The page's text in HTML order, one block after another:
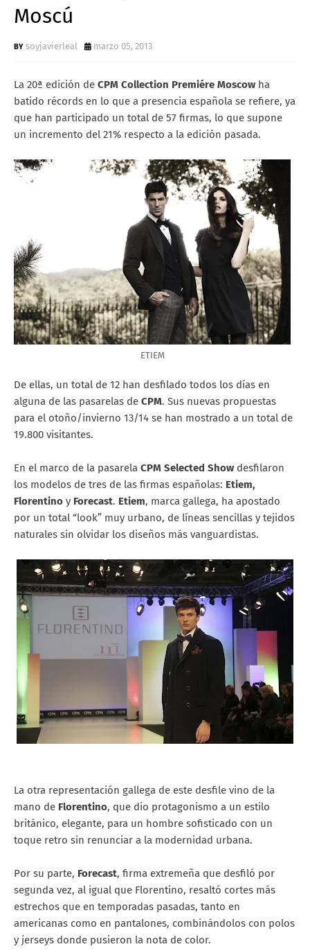
Moscú
soyjavierleal marzo 05, 2013
La 20ª edición de CPM Collection Premiére Moscow ha
batido récords en lo que a presencia española se refiere, ya
que han participado un total de 57 firmas, lo que supone
un incremento del 21% respecto a la edición pasada.
ETIEM
De ellas, un total de 12 han desfilado todos los días en
alguna de las pasarelas de CPM. Sus nuevas propuestas
para el otoño/invierno 13/14 se han mostrado a un total de
19.800 visitantes.
En el marco de la pasarela CPM Selected Show desfilaron
los modelos de tres de las firmas españolas: Etiem,
Florentino y Forecast. Etiem, marca gallega, ha apostado
por un total “look” muy urbano, de líneas sencillas y tejidos
naturales sin olvidar los diseños más vanguardistas.
La otra representación gallega de este desfile vino de la
mano de Florentino, que dio protagonismo a un estilo
británico, elegante, para un hombre sofisticado con un
toque retro sin renunciar a la modernidad urbana.
Por su parte, Forecast, firma extremeña que desfiló por
segunda vez, al igual que Florentino, resaltó cortes más
estrechos que en temporadas pasadas, tanto en
americanas como en pantalones, combinándolos con polos
y jerseys donde pusieron la nota de color.